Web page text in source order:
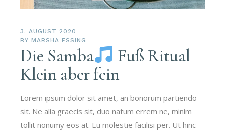
3. AUGUST 2020
BY MARSHA ESSING
Die Samba
Fuß Ritual
Klein aber fein
Lorem ipsum dolor sit amet, an bonorum partiendo
sit. Ne alia graecis sit, duo natum errem ne, minim
tollit nonumy eos at. Eu molestie facilisi per. Ut hinc